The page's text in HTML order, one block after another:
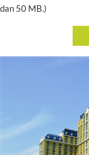
dan 50 MB.)